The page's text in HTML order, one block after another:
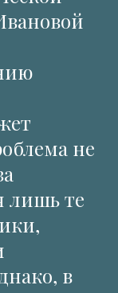
не
лишь те
в